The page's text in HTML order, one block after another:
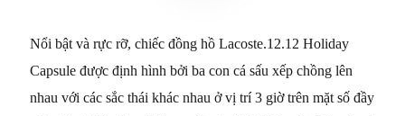
Nổi bật và rực rỡ, chiếc đồng hồ Lacoste.12.12 Holiday
Capsule được định hình bởi ba con cá sấu xếp chồng lên
nhau với các sắc thái khác nhau ở vị trí 3 giờ trên mặt số đầy